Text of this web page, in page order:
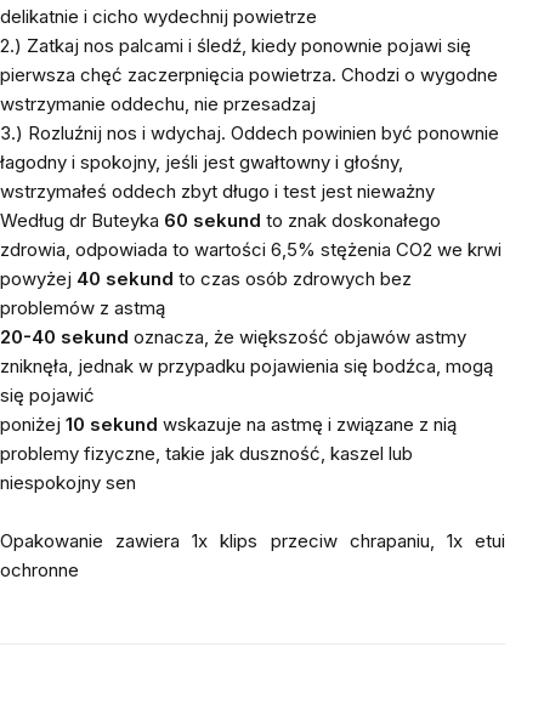
delikatnie i cicho wydechnij powietrze
2.) Zatkaj nos palcami i śledź, kiedy ponownie pojawi się
pierwsza chęć zaczerpnięcia powietrza. Chodzi o wygodne
wstrzymanie oddechu, nie przesadzaj
3.) Rozluźnij nos i wdychaj. Oddech powinien być ponownie
łagodny i spokojny, jeśli jest gwałtowny i głośny,
wstrzymałeś oddech zbyt długo i test jest nieważny
Według dr Buteyka 60 sekund to znak doskonałego
zdrowia, odpowiada to wartości 6,5% stężenia CO2 we krwi
powyżej 40 sekund to czas osób zdrowych bez
problemów z astmą
20-40 sekund oznacza, że większość objawów astmy
zniknęła, jednak w przypadku pojawienia się bodźca, mogą
się pojawić
poniżej 10 sekund wskazuje na astmę i związane z nią
problemy fizyczne, takie jak duszność, kaszel lub
niespokojny sen
Opakowanie zawiera 1x klips przeciw chrapaniu, 1x etui
ochronne